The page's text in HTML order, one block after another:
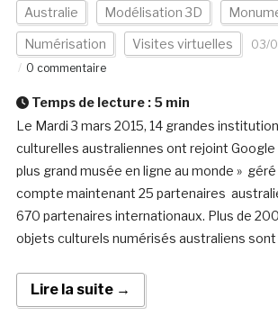
Australie Modélisation 3D
Numérisation Visites virtuelles 03/
0 commentaire
Temps de lecture : 5 min
Le Mardi 3 mars 2015, 14 grandes
culturelles australiennes ont rejoint Google
plus grand musée en ligne au monde »
compte maintenant 25 partenaires
670 partenaires internationaux. Plus de
objets culturels numérisés australiens sont
Lire la suite →